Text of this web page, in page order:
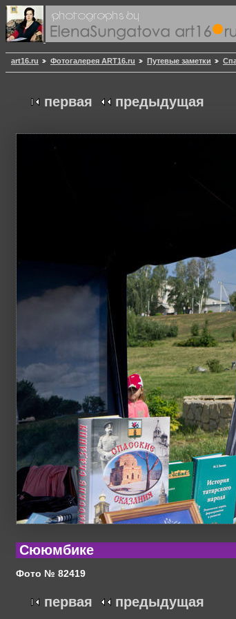
art16.ru Фотогалерея ART16.ru Путевые заметки
первая предыдущая
Сююмбике
Фото № 82419
первая предыдущая